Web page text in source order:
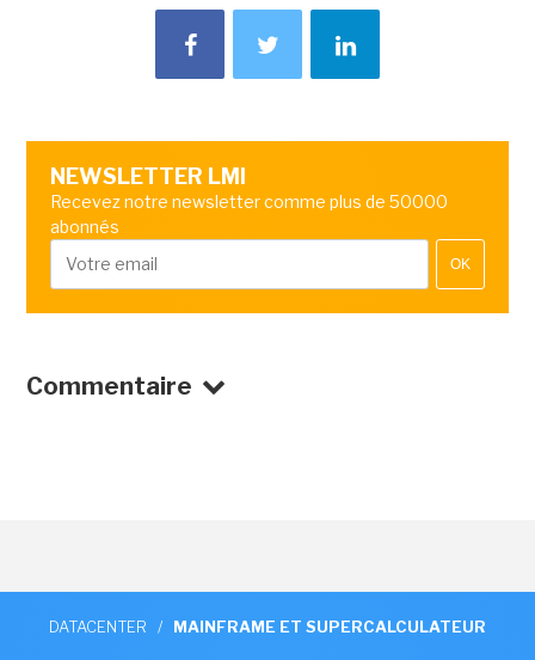
NEWSLETTER LMI
Recevez notre newsletter comme plus de 50000
abonnés
OK
Commentaire
DATACENTER / MAINFRAME ET SUPERCALCULATEUR